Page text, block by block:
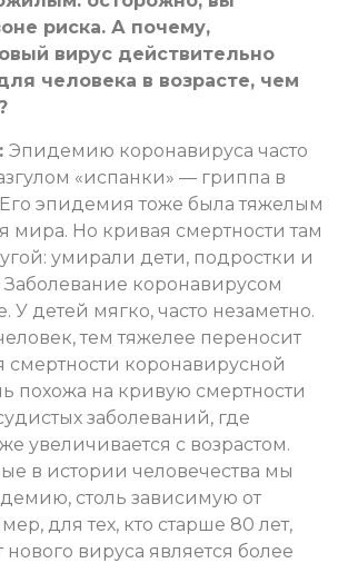
риска. А почему,
вирус действительно
человека в возрасте, чем
Эпидемию коронавируса часто
«испанки» — гриппа в
Его эпидемия тоже была тяжелым
мира. Но кривая смертности там
умирали дети, подростки и
коронавирусом
У детей мягко, часто незаметно.
тем тяжелее переносит
смертности коронавирусной
похожа на кривую смертности
заболеваний, где
увеличивается с возрастом.
в истории человечества мы
столь зависимую от
для тех, кто старше 80 лет,
нового вируса является более